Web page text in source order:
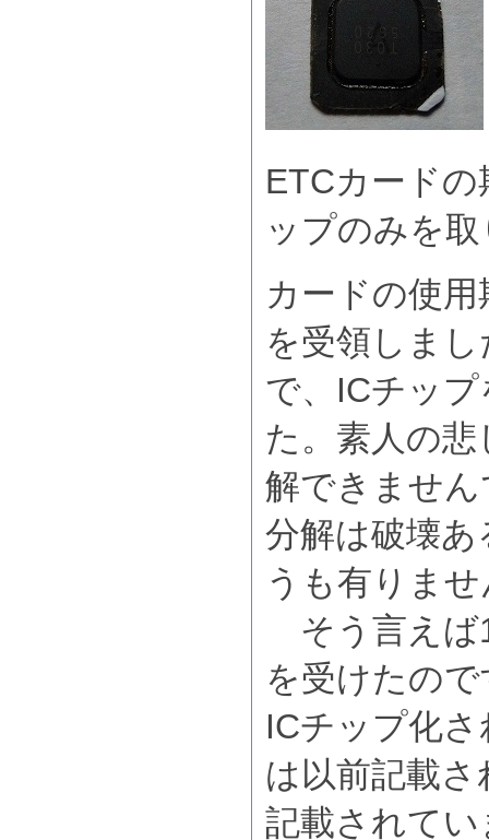
ETCカード
ップのみを
カードの使
を受領しま
で、ICチッ
た。素人の
解できませ
分解は破壊
うも有りま
そう言えば
を受けたの
ICチップ化
は以前記載
記載されて